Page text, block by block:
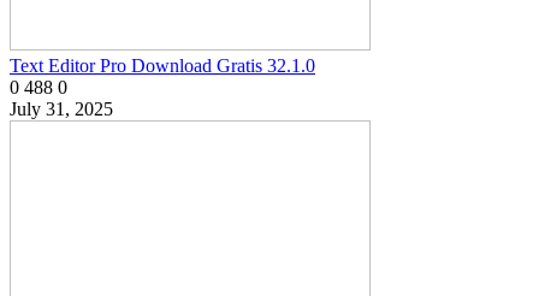
Text Editor Pro Download Gratis 32.1.0
0 488 0
July 31, 2025